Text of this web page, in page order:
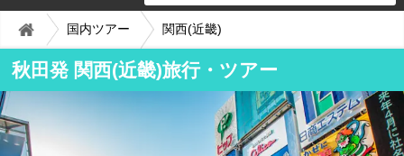
国内ツアー 関西(近畿)
秋田発 関西(近畿)旅行・ツアー